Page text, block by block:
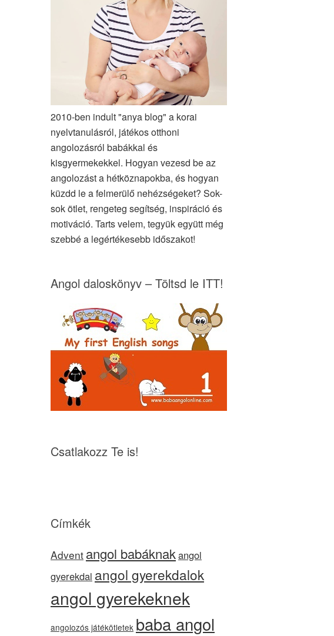
2010-ben indult "anya blog" a korai
nyelvtanulásról, játékos otthoni
angolozásról babákkal és
kisgyermekekkel. Hogyan vezesd be az
angolozást a hétköznapokba, és hogyan
küzdd le a felmerülő nehézségeket? Sok-
sok ötlet, rengeteg segítség, inspiráció és
motiváció. Tarts velem, tegyük együtt még
szebbé a legértékesebb időszakot!
Angol daloskönyv – Töltsd le ITT!
Csatlakozz Te is!
Címkék
Advent angol babáknakangol
gyerekdal angol gyerekdalok
angol gyerekeknek
angolozós játékötletek baba angol